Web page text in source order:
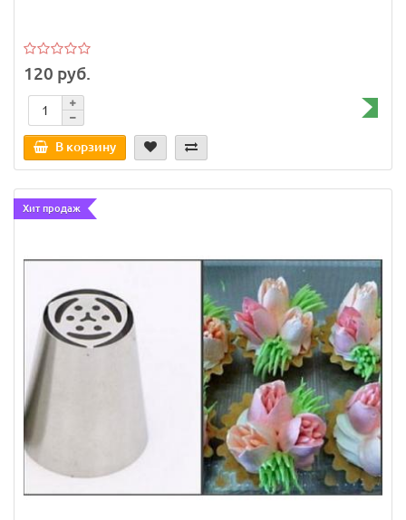
120 руб.
В корзину
Хит продаж